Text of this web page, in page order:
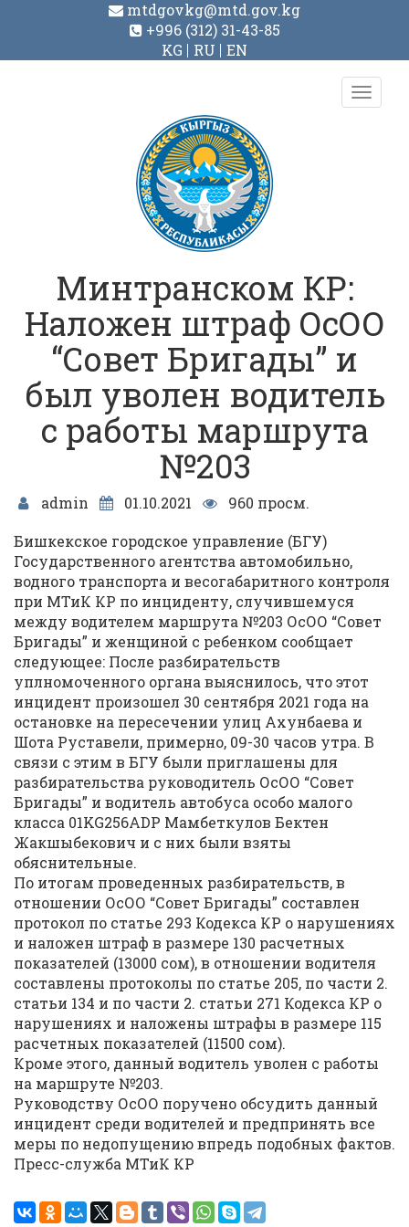
mtdgovkg@mtd.gov.kg
+996 (312) 31-43-85
KG
RU EN
Toggle
Минтранском КР:
Наложен штраф ОсОО
“Совет Бригады” и
был уволен водитель
с работы маршрута
№203
admin 01.10.2021
960 просм.
Бишкекское городское управление (БГУ)
Государственного агентства автомобильно,
водного транспорта и весогабаритного контроля
при МТиК КР по инциденту, случившемуся
между водителем маршрута №203 ОсОО “Совет
Бригады” и женщиной с ребенком сообщает
следующее: После разбирательств
уплномоченного органа выяснилось, что этот
инцидент произошел 30 сентября 2021 года на
остановке на пересечении улиц Ахунбаева и
Шота Руставели, примерно, 09-30 часов утра. В
связи с этим в БГУ были приглашены для
разбирательства руководитель ОсОО “Совет
Бригады” и водитель автобуса особо малого
класса 01KG256ADP Мамбеткулов Бектен
Жакшыбекович и с них были взяты
обяснительные.
По итогам проведенных разбирательств, в
отношении ОсОО “Совет Бригады” составлен
протокол по статье 293 Кодекса КР о нарушениях
и наложен штраф в размере 130 расчетных
показателей (13000 сом), в отношении водителя
составлены протоколы по статье 205, по части 2.
статьи 134 и по части 2. статьи 271 Кодекса КР о
нарушениях и наложены штрафы в размере 115
расчетных показателей (11500 сом).
Кроме этого, данный водитель уволен с работы
на маршруте №203.
Руководству ОсОО поручено обсудить данный
инцидент среди водителей и предпринять все
меры по недопущению впредь подобных фактов.
Пресс-служба МТиК КР